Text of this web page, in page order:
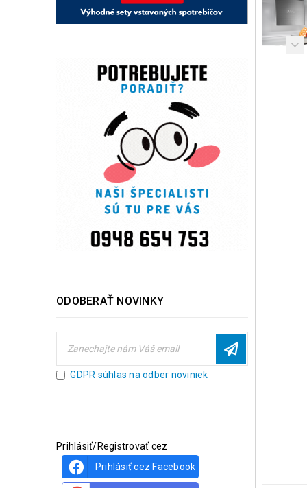
ODOBERAŤ NOVINKY
GDPR súhlas na odber noviniek
Prihlásiť/Registrovať cez
Prihlásiť cez Facebook